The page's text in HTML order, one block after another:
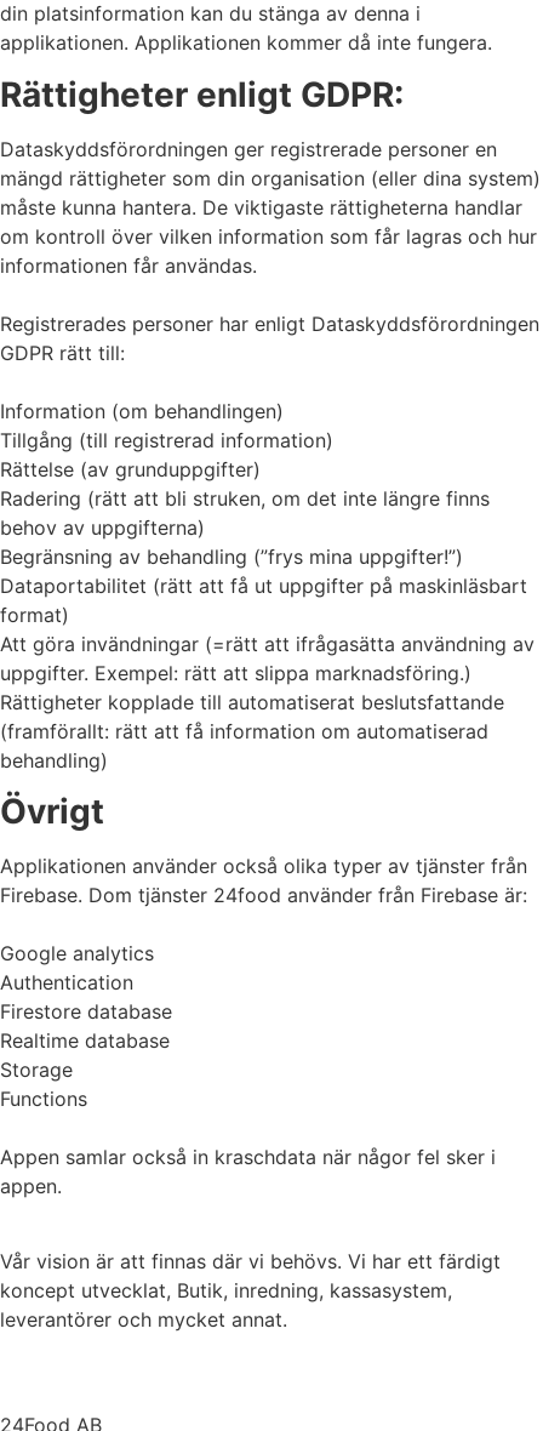
din platsinformation kan du stänga av denna i
applikationen. Applikationen kommer då inte fungera.
Rättigheter enligt GDPR:
Dataskyddsförordningen ger registrerade personer en
mängd rättigheter som din organisation (eller dina system)
måste kunna hantera. De viktigaste rättigheterna handlar
om kontroll över vilken information som får lagras och hur
informationen får användas.
Registrerades personer har enligt Dataskyddsförordningen
GDPR rätt till:
Information (om behandlingen)
Tillgång (till registrerad information)
Rättelse (av grunduppgifter)
Radering (rätt att bli struken, om det inte längre finns
behov av uppgifterna)
Begränsning av behandling (”frys mina uppgifter!”)
Dataportabilitet (rätt att få ut uppgifter på maskinläsbart
format)
Att göra invändningar (=rätt att ifrågasätta användning av
uppgifter. Exempel: rätt att slippa marknadsföring.)
Rättigheter kopplade till automatiserat beslutsfattande
(framförallt: rätt att få information om automatiserad
behandling)
Övrigt
Applikationen använder också olika typer av tjänster från
Firebase. Dom tjänster 24food använder från Firebase är:
Google analytics
Authentication
Firestore database
Realtime database
Storage
Functions
Appen samlar också in kraschdata när någor fel sker i
appen.
Vår vision är att finnas där vi behövs. Vi har ett färdigt
koncept utvecklat, Butik, inredning, kassasystem,
leverantörer och mycket annat.
24Food AB